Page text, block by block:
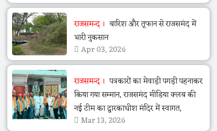
राजसमन्द
बारिश और तूफान से राजसमंद में
भारी नुकसान
Apr 03, 2026
राजसमन्द
पत्रकारों का मेवाड़ी पगड़ी पहनाकर
किया गया सम्मान, राजसमंद मीडिया क्लब की
नई टीम का द्वारकाधीश मंदिर में स्वागत,
Mar 13, 2026